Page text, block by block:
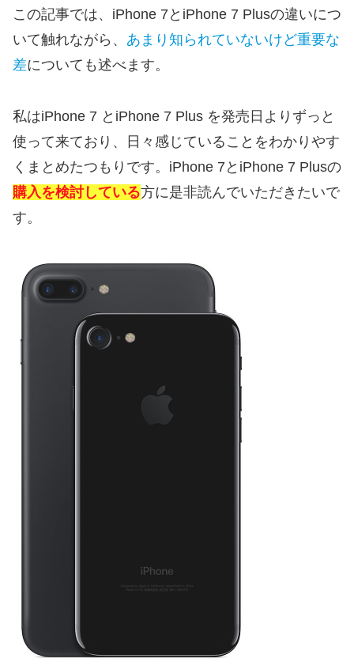
この記事では、iPhone 7とiPhone 7 Plusの違いにつ
いて触れながら、 あまり知られていないけど重要な
差についても述べます。
私はiPhone 7 とiPhone 7 Plus を発売日よりずっと
使って来ており、日々感じていることをわかりやす
くまとめたつもりです。iPhone 7とiPhone 7 Plusの
購入を検討している方に是非読んでいただきたいで
す。